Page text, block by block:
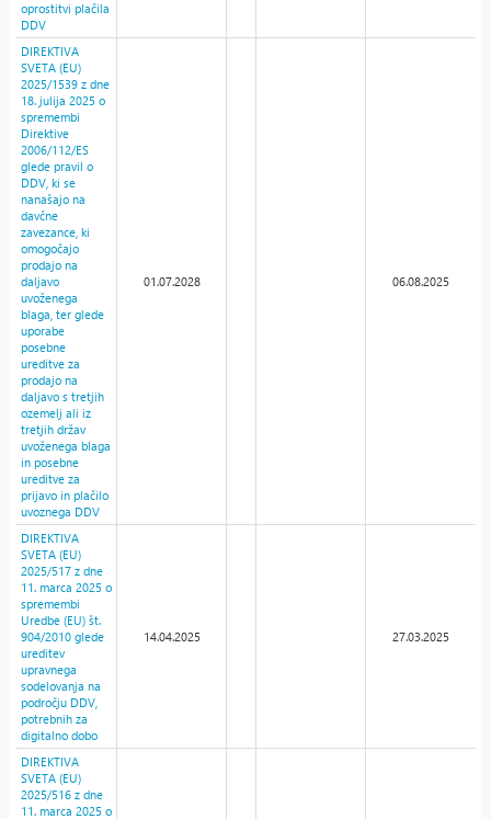
oprostitvi plačila
DDV
DIREKTIVA
SVETA (EU)
2025/1539 z dne
18. julija 2025 o
spremembi
Direktive
2006/112/ES
glede pravil o
DDV, ki se
nanašajo na
davčne
zavezance, ki
omogočajo
prodajo na
daljavo
uvoženega
blaga, ter glede
uporabe
posebne
ureditve za
prodajo na
daljavo s tretjih
ozemelj ali iz
tretjih držav
uvoženega blaga
in posebne
ureditve za
prijavo in plačilo
uvoznega DDV
01.07.2028 06.08.2025
DIREKTIVA
SVETA (EU)
2025/517 z dne
11. marca 2025 o
spremembi
Uredbe (EU) št.
904/2010 glede
ureditev
upravnega
sodelovanja na
področju DDV,
potrebnih za
digitalno dobo
14.04.2025 27.03.2025
DIREKTIVA
SVETA (EU)
2025/516 z dne
11. marca 2025 o